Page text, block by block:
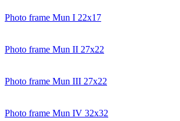
Photo frame Mun I 22x17
Photo frame Mun II 27x22
Photo frame Mun III 27x22
Photo frame Mun IV 32x32